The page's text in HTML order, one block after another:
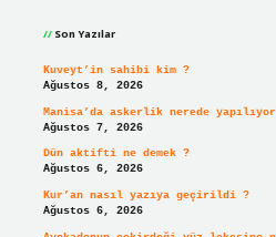
Son Yazılar
Kuveyt’in sahibi kim ?
Ağustos 8, 2026
Manisa’da askerlik nerede
Ağustos 7, 2026
Dün aktifti ne demek ?
Ağustos 6, 2026
Kur’an nasıl yazıya geçirildi ?
Ağustos 6, 2026